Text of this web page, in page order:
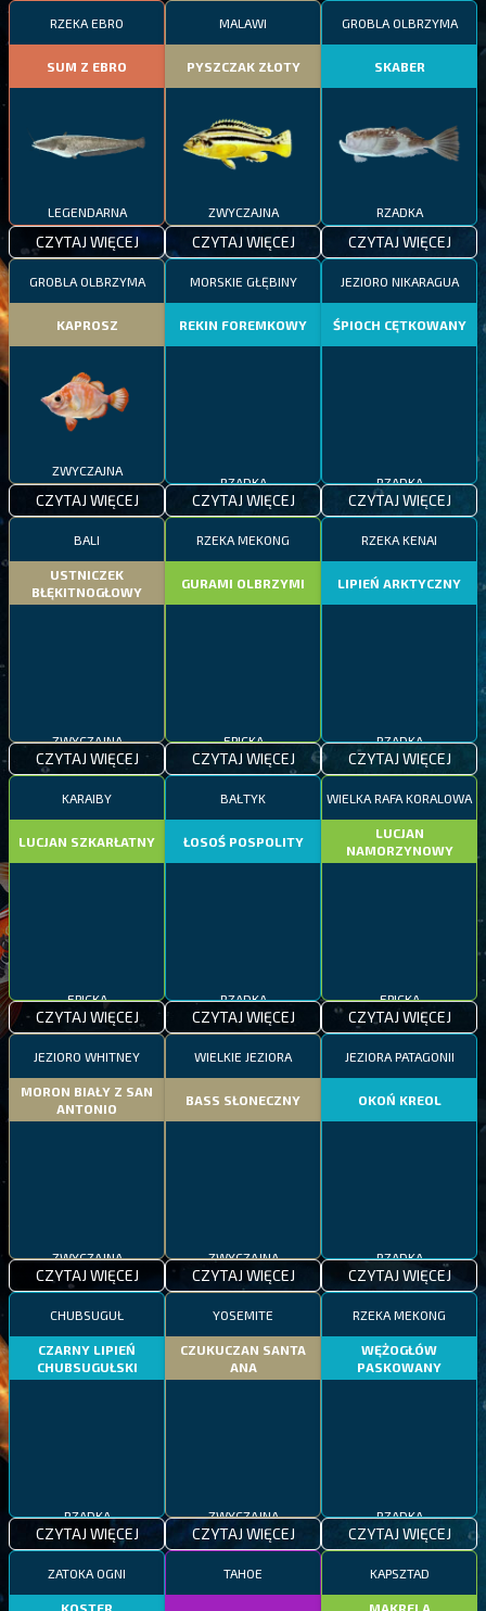
RZEKA EBRO
SUM Z EBRO
LEGENDARNA
CZYTAJ WIĘCEJ
MALAWI
PYSZCZAK ZŁOTY
ZWYCZAJNA
CZYTAJ WIĘCEJ
GROBLA OLBRZYMA
SKABER
RZADKA
CZYTAJ WIĘCEJ
GROBLA OLBRZYMA
KAPROSZ
ZWYCZAJNA
CZYTAJ WIĘCEJ
MORSKIE GŁĘBINY
REKIN FOREMKOWY
CZYTAJ WIĘCEJ
JEZIORO NIKARAGUA
ŚPIOCH CĘTKOWANY
CZYTAJ WIĘCEJ
BALI
USTNICZEK
BŁĘKITNOGŁOWY
CZYTAJ WIĘCEJ
RZEKA MEKONG
GURAMI OLBRZYMI
CZYTAJ WIĘCEJ
RZEKA KENAI
LIPIEŃ ARKTYCZNY
CZYTAJ WIĘCEJ
KARAIBY
LUCJAN SZKARŁATNY
CZYTAJ WIĘCEJ
BAŁTYK
ŁOSOŚ POSPOLITY
CZYTAJ WIĘCEJ
WIELKA RAFA KORALOWA
LUCJAN
NAMORZYNOWY
CZYTAJ WIĘCEJ
JEZIORO WHITNEY
MORON BIAŁY Z SAN
ANTONIO
CZYTAJ WIĘCEJ
WIELKIE JEZIORA
BASS SŁONECZNY
CZYTAJ WIĘCEJ
JEZIORA PATAGONII
OKOŃ KREOL
CZYTAJ WIĘCEJ
CHUBSUGUŁ
CZARNY LIPIEŃ
CHUBSUGUŁSKI
CZYTAJ WIĘCEJ
YOSEMITE
CZUKUCZAN SANTA
ANA
CZYTAJ WIĘCEJ
RZEKA MEKONG
WĘŻOGŁÓW
PASKOWANY
CZYTAJ WIĘCEJ
ZATOKA OGNI
KOSTER
TAHOE KAPSZTAD
MAKRELA